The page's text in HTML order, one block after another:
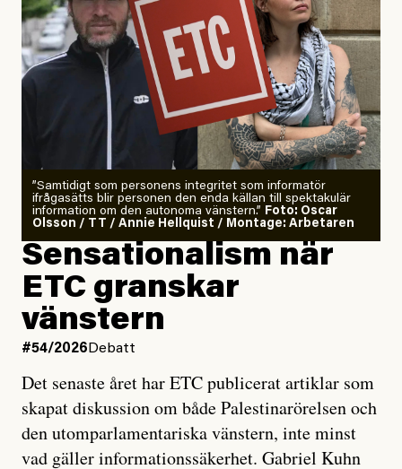
”Samtidigt som personens integritet som informatör
ifrågasätts blir personen den enda källan till spektakulär
information om den autonoma vänstern.” Foto: Oscar
Olsson / TT / Annie Hellquist / Montage: Arbetaren
Sensationalism när
ETC granskar
vänstern
#54/2026 Debatt
Det senaste året har ETC publicerat artiklar som
skapat diskussion om både Palestinarörelsen och
den utomparlamentariska vänstern, inte minst
vad gäller informationssäkerhet. Gabriel Kuhn